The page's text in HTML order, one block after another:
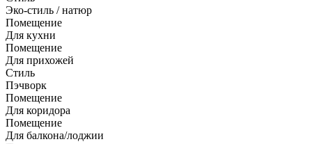
Эко-стиль / натюр
Помещение
Для кухни
Помещение
Для прихожей
Стиль
Пэчворк
Помещение
Для коридора
Помещение
Для балкона/лоджии